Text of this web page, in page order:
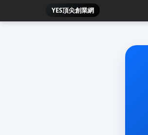
YES頂尖創業網